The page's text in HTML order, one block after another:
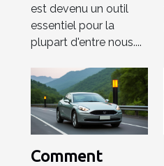
est devenu un outil
essentiel pour la
plupart d'entre nous....
Comment